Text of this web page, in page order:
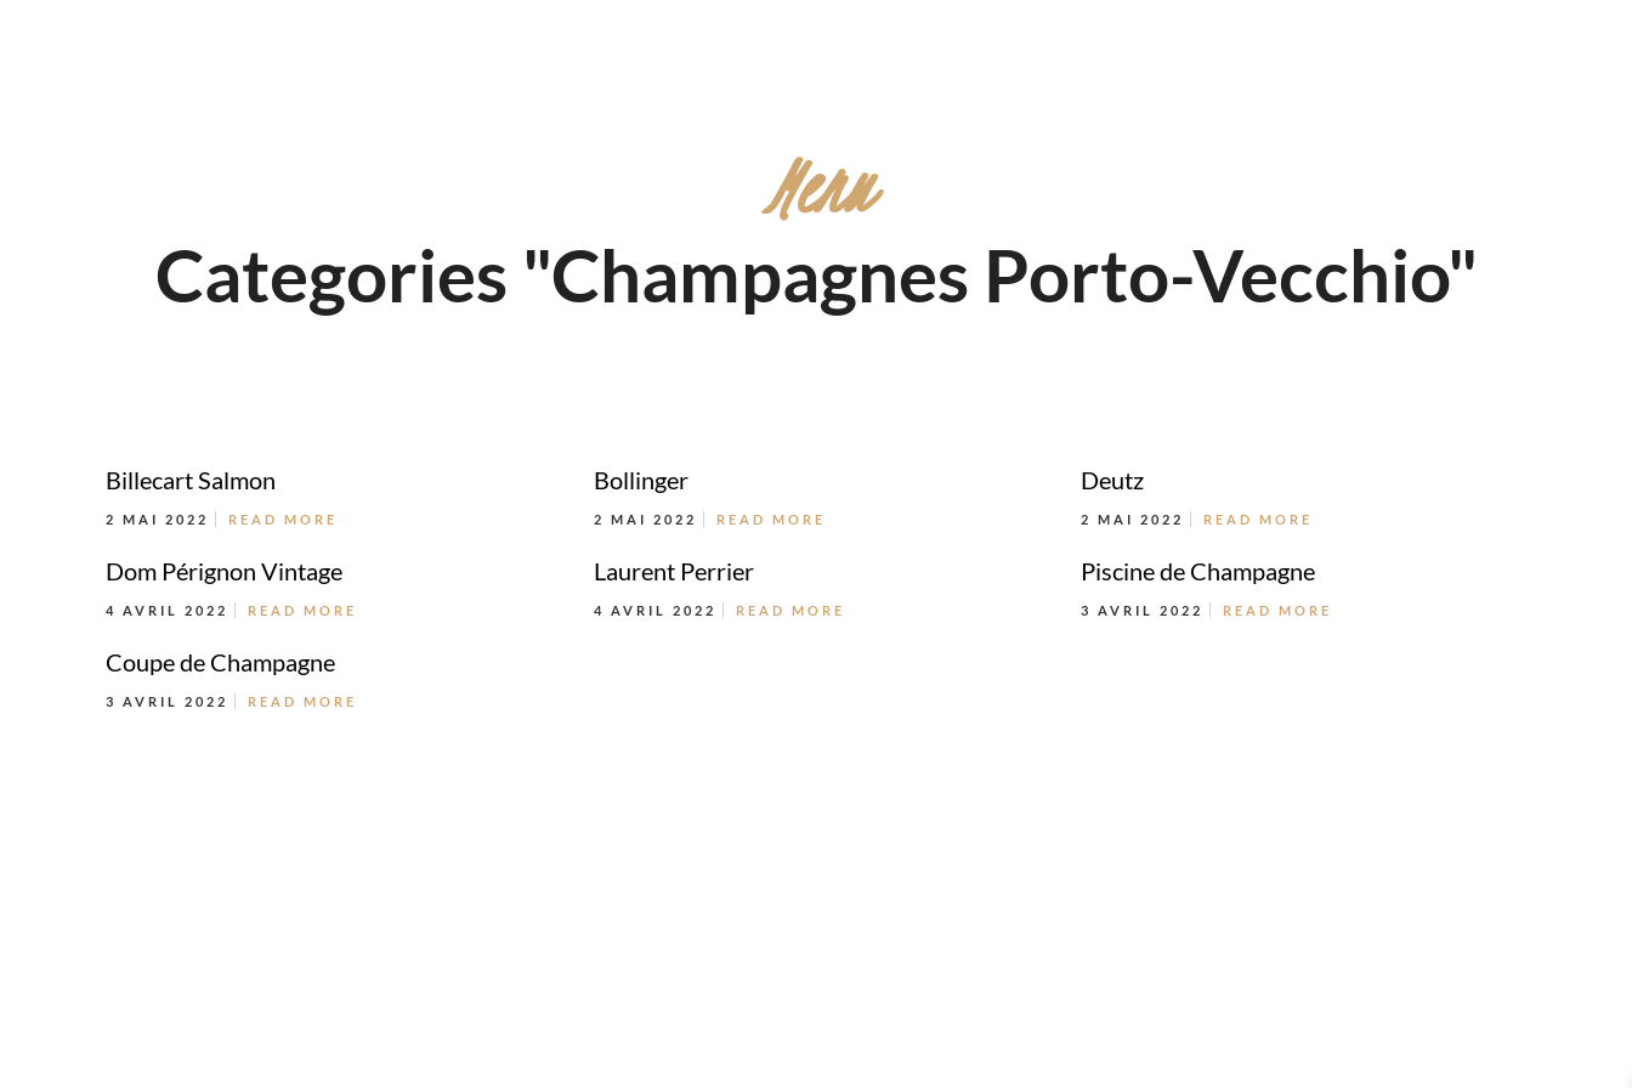
Menu
Categories "Champagnes Porto-Vecchio"
Billecart Salmon
2 MAI 2022 READ MORE
Bollinger
2 MAI 2022 READ MORE
Deutz
2 MAI 2022 READ MORE
Dom Pérignon Vintage
4 AVRIL 2022 READ MORE
Laurent Perrier
4 AVRIL 2022 READ MORE
Piscine de Champagne
3 AVRIL 2022 READ MORE
Coupe de Champagne
3 AVRIL 2022 READ MORE